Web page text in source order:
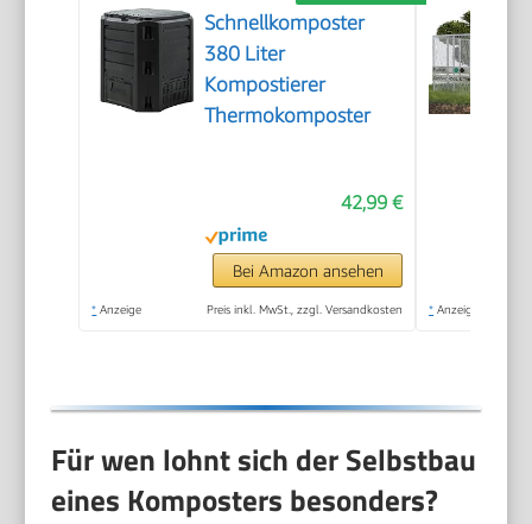
Schnellkomposter
380 Liter
Kompostierer
Thermokomposter
42,99 €
Bei Amazon ansehen
* Anzeige Preis inkl. MwSt., zzgl. Versandkosten * Anzeige
Für wen lohnt sich der Selbstbau
eines Komposters besonders?